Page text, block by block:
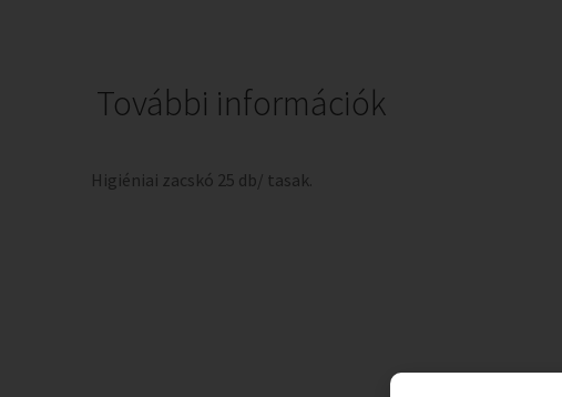
További információk
Higiéniai zacskó 25 db/ tasak.